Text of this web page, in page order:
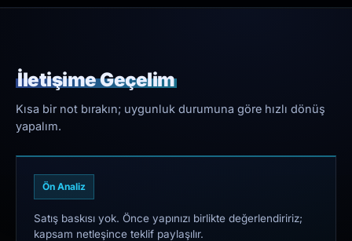
İletişime Geçelim
Kısa bir not bırakın; uygunluk durumuna göre hızlı dönüş
yapalım.
Ön Analiz
Satış baskısı yok. Önce yapınızı birlikte değerlendiririz;
kapsam netleşince teklif paylaşılır.